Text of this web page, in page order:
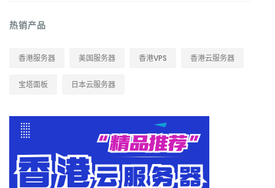
热销产品
香港服务器 美国服务器 香港VPS 香港云服务器
宝塔面板 日本云服务器